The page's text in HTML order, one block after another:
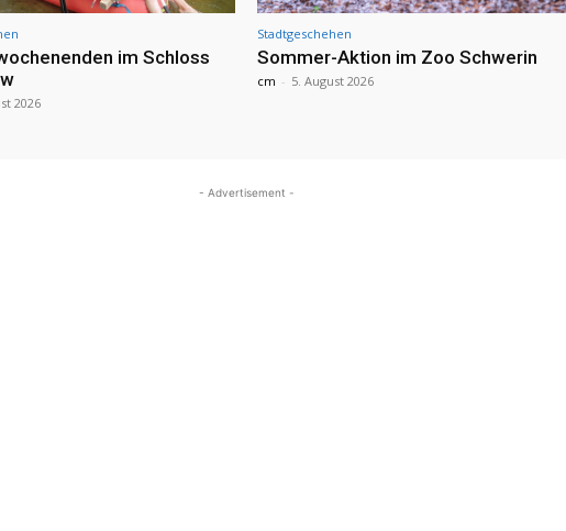
im Schloss
2026
Stadtgeschehen
Sommer-Aktion im Zoo Schwerin
cm - 5. August 2026
- Advertisement -